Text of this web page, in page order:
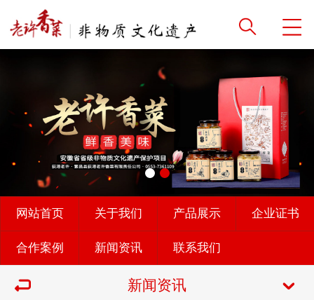
网站首页 关于我们 产品展示 企业证书
合作案例 新闻资讯 联系我们
新闻资讯